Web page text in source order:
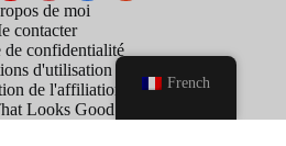
de moi
contacter
de confidentialité
d'utilisation
de l'affiliation
Looks Good . 2026
French